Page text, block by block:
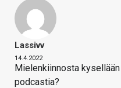
Lassivv
14.4.2022
Mielenkiinnosta
podcastia?